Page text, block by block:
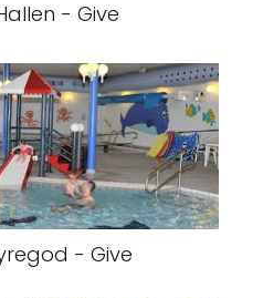
- Give
- Give